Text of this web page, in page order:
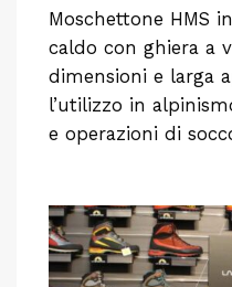
Moschettone HMS
caldo con ghiera a
dimensioni e larga
l’utilizzo in
e operazioni di